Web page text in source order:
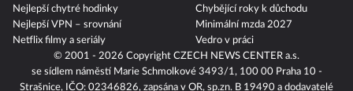
© 2001 - 2026 Copyright CZECH NEWS CENTER a.s.
se sídlem náměstí Marie Schmolkové 3493/1, 100 00 Praha 10 -
Strašnice, IČO: 02346826, zapsána v OR, sp.zn. B 19490 a dodavatelé
Nejlepší chytré hodinky
Nejlepší VPN – srovnání
Netflix filmy a seriály
Chybějící roky k důchodu
Minimální mzda 2027
Vedro v práci